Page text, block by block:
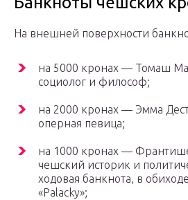
На внешней поверхности
на 5000 кронах — Томаш
социолог и философ;
на 2000 кронах — Эмма
оперная певица;
на 1000 кронах —
чешский историк и
ходовая банкнота, в
«Palacky»;